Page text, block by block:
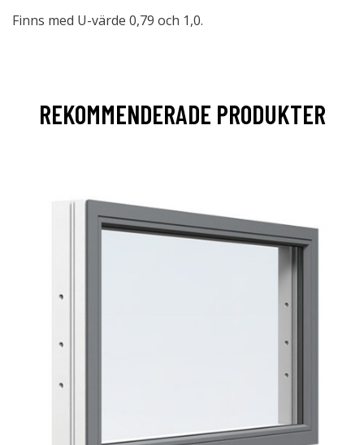
Finns med U-värde 0,79 och 1,0.
REKOMMENDERADE PRODUKTER